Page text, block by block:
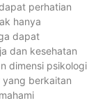
perhatian
hanya
dapat
dan kesehatan
dimensi psikologi
berkaitan